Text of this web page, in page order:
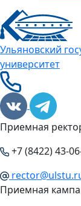
Ульяновский
университет
Приемная
+7 (8422) 43-
Приемная